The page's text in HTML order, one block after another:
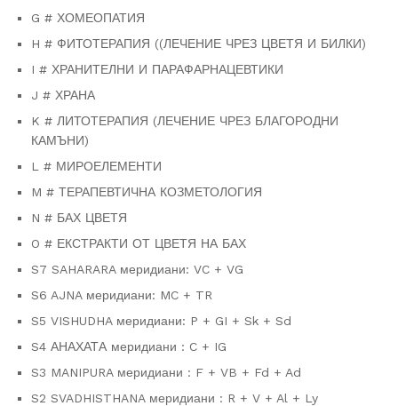
G # ХОМЕОПАТИЯ
H # ФИТОТЕРАПИЯ ((ЛЕЧЕНИЕ ЧРЕЗ ЦВЕТЯ И БИЛКИ)
I # ХРАНИТЕЛНИ И ПАРАФАРНАЦЕВТИКИ
J # ХРАНА
K # ​​ЛИТОТЕРАПИЯ (ЛЕЧЕНИЕ ЧРЕЗ БЛАГОРОДНИ
КАМЪНИ)
L # МИРОЕЛЕМЕНТИ
M # ТЕРАПЕВТИЧНА КОЗМЕТОЛОГИЯ
N # БАХ ЦВЕТЯ
O # ЕКСТРАКТИ ОТ ЦВЕТЯ НА БАХ
S7 SAHARARA меридиани: VC + VG
S6 AJNA меридиани: MC + TR
S5 VISHUDHA меридиани: P + GI + Sk + Sd
S4 АНАХАТА меридиани : C + IG
S3 MANIPURA меридиани : F + VB + Fd + Ad
S2 SVADHISTHANA меридиани : R + V + Al + Ly